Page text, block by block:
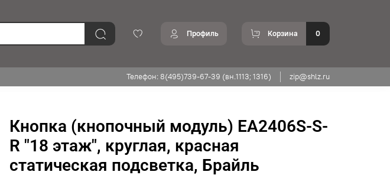
Профиль Корзина 0
Телефон: 8(495)739-67-39 (вн.1113; 1316) zip@shlz.ru
Кнопка (кнопочный модуль) EA2406S-S-
R "18 этаж", круглая, красная
статическая подсветка, Брайль